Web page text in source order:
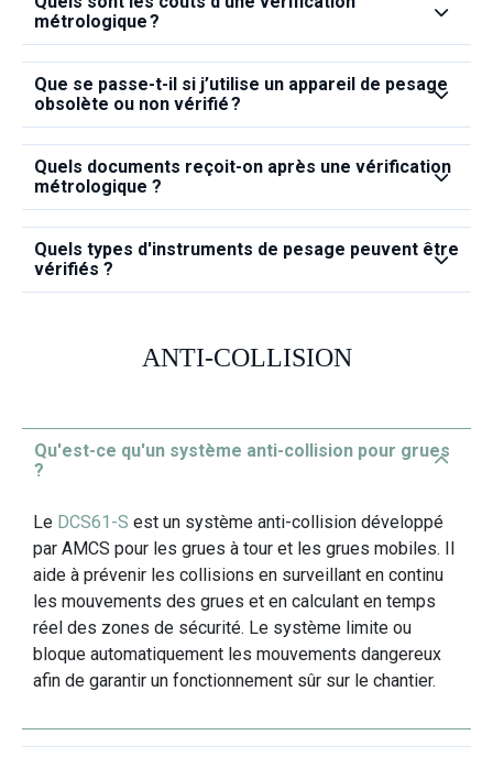
métrologique ?
Que se passe‑t‑il si j’utilise un appareil de pesage
obsolète ou non vérifié ?
Quels documents reçoit-on après une vérification
métrologique ?
Quels types d'instruments de pesage peuvent être
vérifiés ?
ANTI-COLLISION
Qu'est-ce qu'un système anti-collision pour grues
?
Le DCS61‑S est un système anti‑collision développé
par AMCS pour les grues à tour et les grues mobiles. Il
aide à prévenir les collisions en surveillant en continu
les mouvements des grues et en calculant en temps
réel des zones de sécurité. Le système limite ou
bloque automatiquement les mouvements dangereux
afin de garantir un fonctionnement sûr sur le chantier.